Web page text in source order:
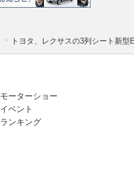
トヨタ、レクサスの3列シート新
モーターショー
イベント
ランキング